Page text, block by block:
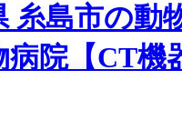
糸島市の動
病院【CT機